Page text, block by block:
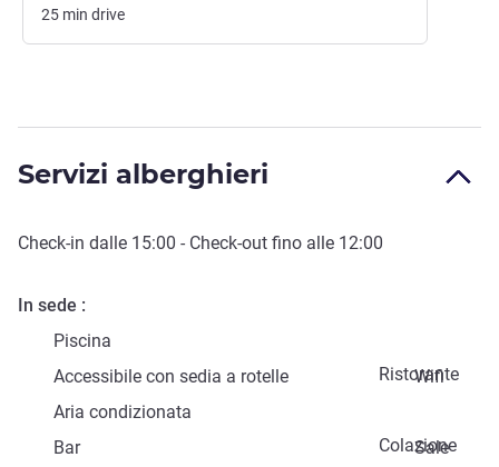
25 min drive
Servizi alberghieri
Check-in dalle 15:00 - Check-out fino alle 12:00
In sede
Piscina
Ristorante
Accessibile con sedia a rotelle
Wifi
Aria condizionata
Colazione
Bar Sale